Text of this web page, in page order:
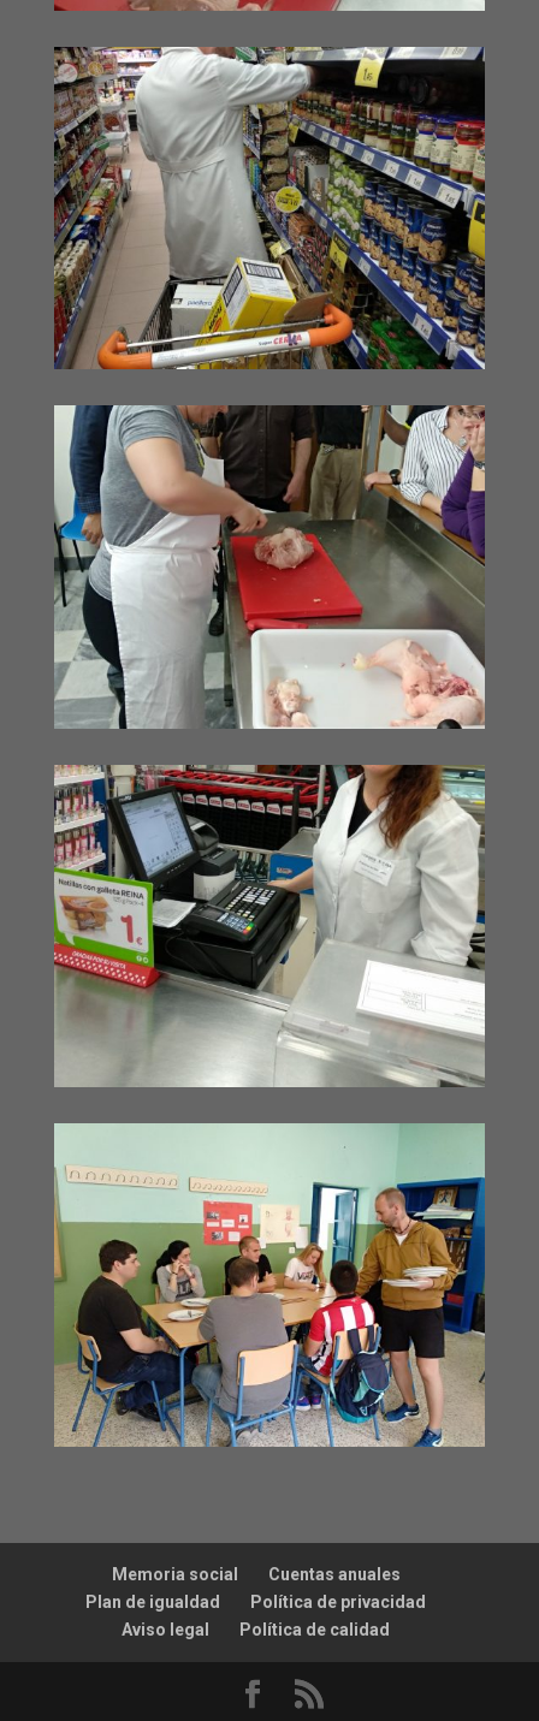
Memoria social
Cuentas anuales
Plan de igualdad
Política de privacidad
Aviso legal
Política de calidad